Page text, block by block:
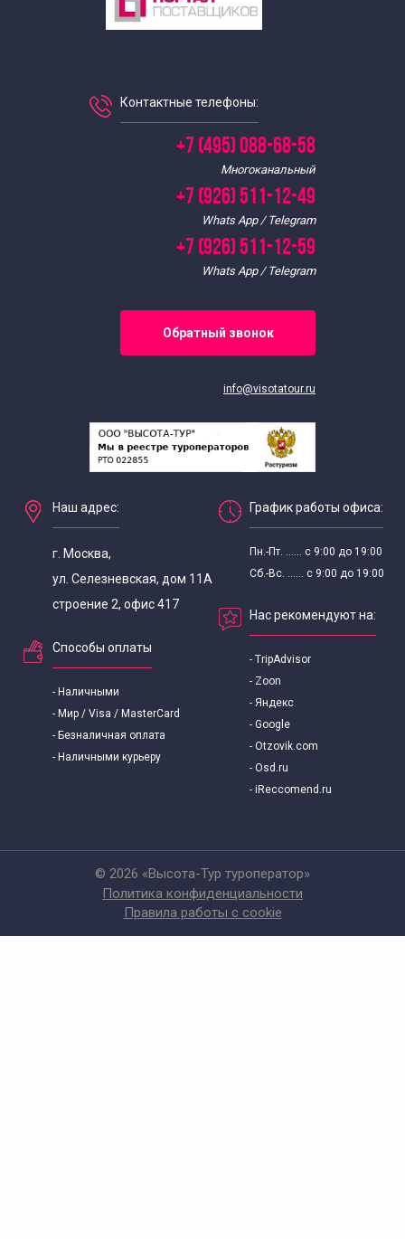
Индивидуальные экскурсии по Москве
Экскурсии для школьников
Экскурсии для школьников 8 класса
Контактные телефоны:
+7 (495) 088-68-58
Многоканальный
+7 (926) 511-12-49
Whats App / Telegram
+7 (926) 511-12-59
Whats App / Telegram
Обратный звонок
info@visotatour.ru
Наш адрес:
г. Москва,
ул. Селезневская, дом 11А
строение 2, офис 417
Способы оплаты
- Наличными
- Мир / Visa / MasterCard
- Безналичная оплата
- Наличными курьеру
График работы офиса:
Пн.-Пт. ...... с 9:00 до 19:00
Сб.-Вс. ...... с 9:00 до 19:00
Нас рекомендуют на:
- TripAdvisor
- Zoon
- Яндекс
- Google
- Otzovik.com
- Osd.ru
- iReccomend.ru
© 2026 «Высота-Тур туроператор»
Политика конфиденциальности
Правила работы с cookie